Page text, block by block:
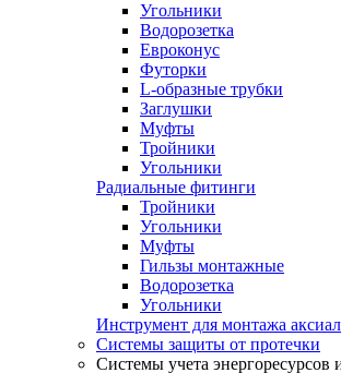
Угольники
Водорозетка
Евроконус
Футорки
L-образные трубки
Заглушки
Муфты
Тройники
Угольники
Радиальные фитинги
Тройники
Угольники
Муфты
Гильзы монтажные
Водорозетка
Угольники
Инструмент для монтажа
Системы защиты от протечки
Системы учета энергоресурсов